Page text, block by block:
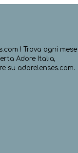
! Trova ogni mese
Adore Italia,
su adorelenses.com.